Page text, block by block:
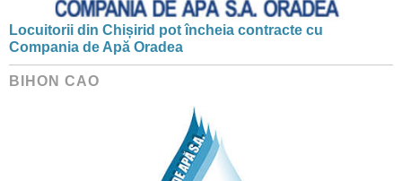
Locuitorii din Chișirid pot încheia contracte cu
Compania de Apă Oradea
BIHON CAO